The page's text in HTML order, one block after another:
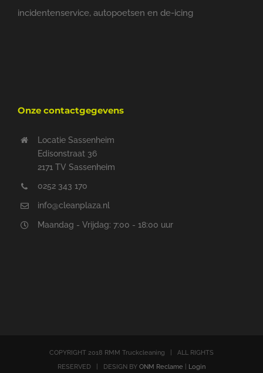
incidentenservice, autopoetsen en de-icing
Onze contactgegevens
Locatie Sassenheim
Edisonstraat 36
2171 TV Sassenheim
0252 343 170
info@cleanplaza.nl
Maandag - Vrijdag: 7:00 - 18:00 uur
COPYRIGHT 2018 RMM Truckcleaning | ALL RIGHTS
RESERVED | DESIGN BY ONM Reclame Login